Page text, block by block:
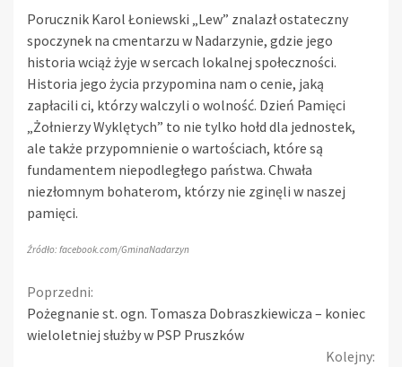
Porucznik Karol Łoniewski „Lew” znalazł ostateczny
spoczynek na cmentarzu w Nadarzynie, gdzie jego
historia wciąż żyje w sercach lokalnej społeczności.
Historia jego życia przypomina nam o cenie, jaką
zapłacili ci, którzy walczyli o wolność. Dzień Pamięci
„Żołnierzy Wyklętych” to nie tylko hołd dla jednostek,
ale także przypomnienie o wartościach, które są
fundamentem niepodległego państwa. Chwała
niezłomnym bohaterom, którzy nie zginęli w naszej
pamięci.
Źródło: facebook.com/GminaNadarzyn
Continue
Reading
Poprzedni:
Pożegnanie st. ogn. Tomasza Dobraszkiewicza – koniec
wieloletniej służby w PSP Pruszków
Kolejny: